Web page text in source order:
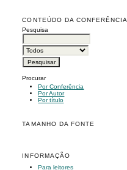
CONTEÚDO DA CONFERÊNCIA
Pesquisa
Procurar
Por Conferência
Por Autor
Por título
TAMANHO DA FONTE
INFORMAÇÃO
Para leitores